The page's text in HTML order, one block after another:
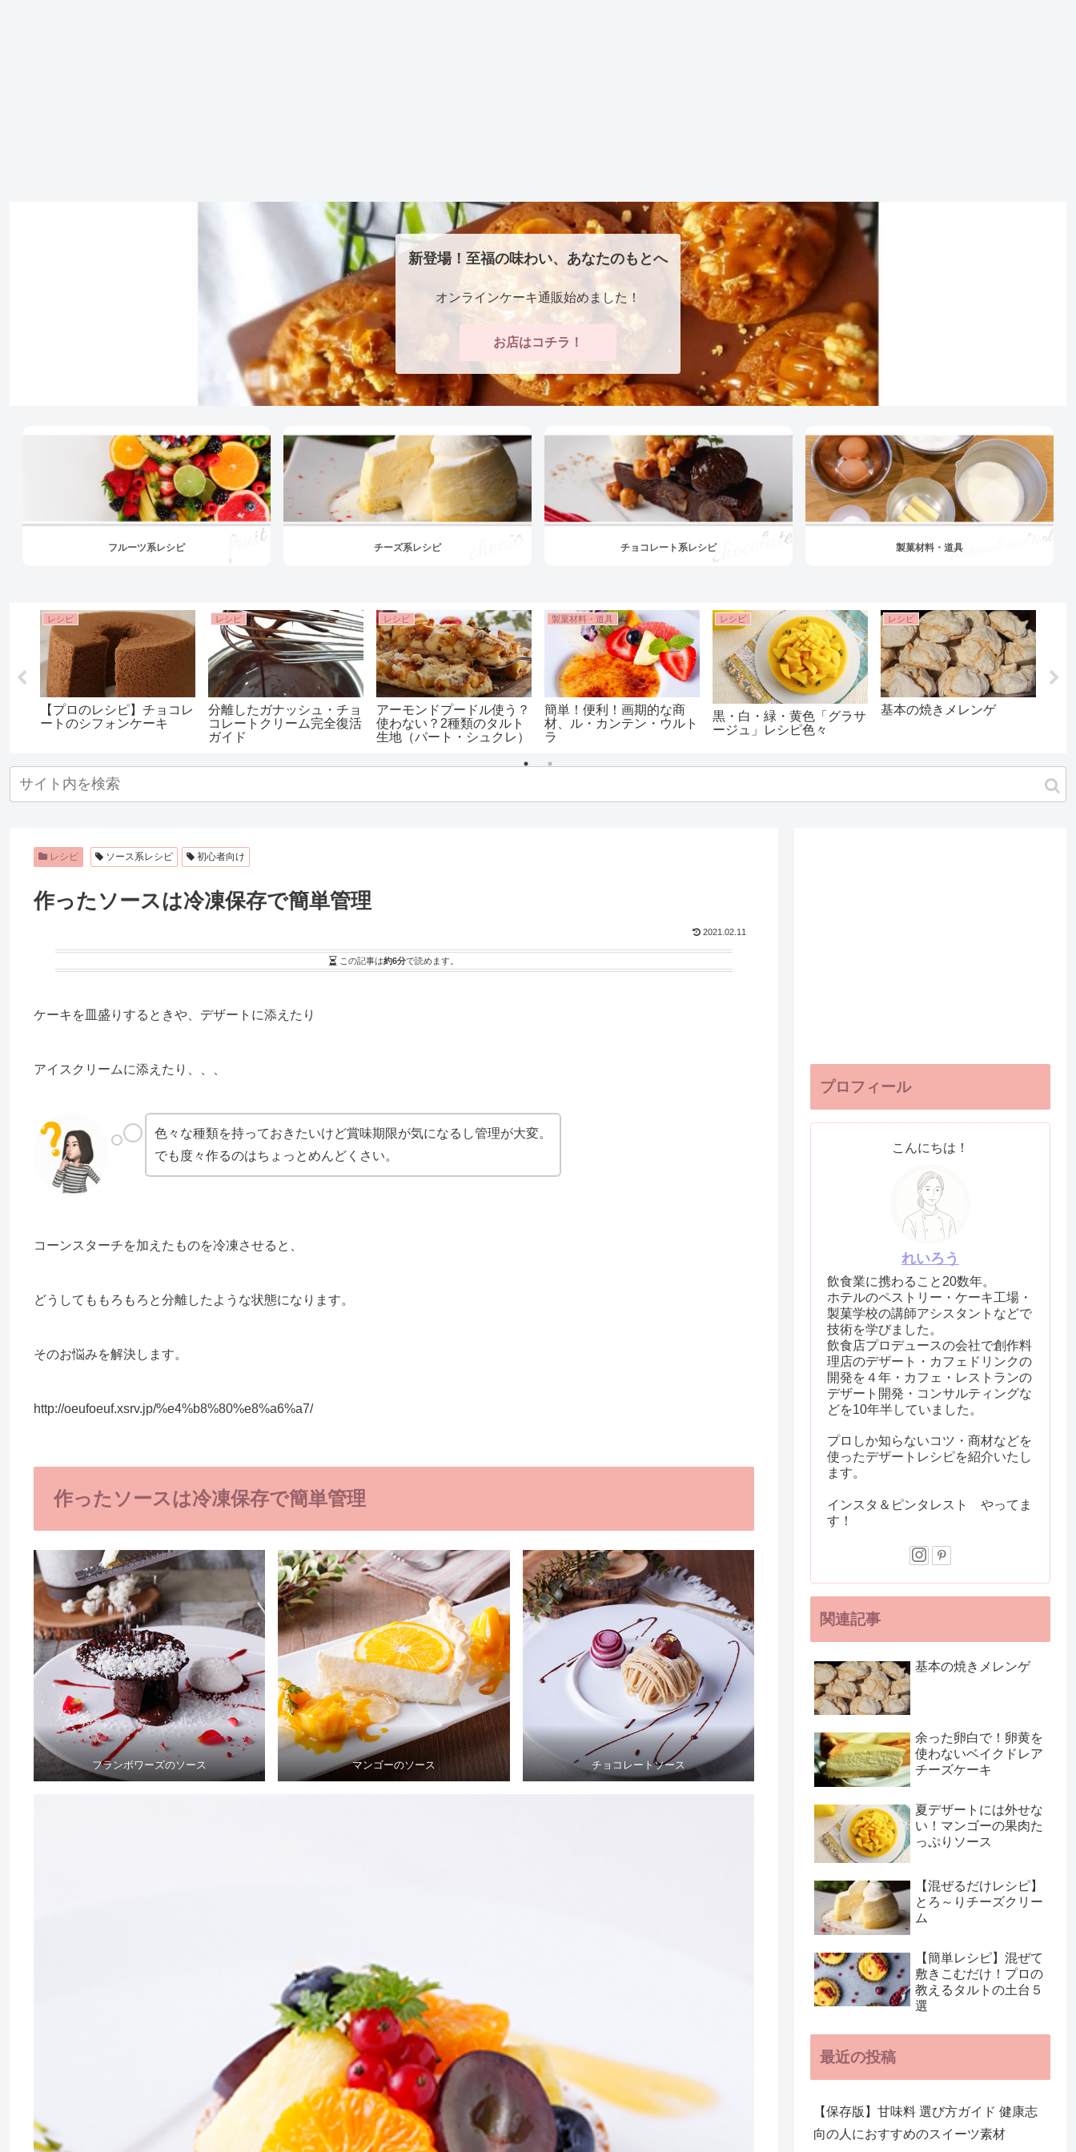
新登場！至福の味わい、あなたのもとへ
オンラインケーキ通販始めました！
お店はコチラ！
フルーツ系レシピ チーズ系レシピ チョコレート系レシピ 製菓材料・道具
レシピ
【プロのレシピ】チョコレ
ートのシフォンケーキ
レシピ
分離したガナッシュ・チョ
コレートクリーム完全復活
ガイド
レシピ
アーモンドプードル使う？
使わない？2種類のタルト
生地（パート・シュクレ）
製菓材料・道具
簡単！便利！画期的な商
材、ル・カンテン・ウルト
ラ
レシピ
黒・白・緑・黄色「グラサ
ージュ」レシピ色々
レシピ
基本の焼きメレンゲ
レシピ ソース系レシピ 初心者向け
作ったソースは冷凍保存で簡単管理
2021.02.11
この記事は約6分で読めます。
ケーキを皿盛りするときや、デザートに添えたり
アイスクリームに添えたり、、、
色々な種類を持っておきたいけど賞味期限が気になるし管理が大変。
でも度々作るのはちょっとめんどくさい。
コーンスターチを加えたものを冷凍させると、
どうしてももろもろと分離したような状態になります。
そのお悩みを解決します。
http://oeufoeuf.xsrv.jp/%e4%b8%80%e8%a6%a7/
作ったソースは冷凍保存で簡単管理
フランボワーズのソース マンゴーのソース チョコレートソース
プロフィール
こんにちは！
れいろう
飲食業に携わること20数年。
ホテルのペストリー・ケーキ工場・
製菓学校の講師アシスタントなどで
技術を学びました。
飲食店プロデュースの会社で創作料
理店のデザート・カフェドリンクの
開発を４年・カフェ・レストランの
デザート開発・コンサルティングな
どを10年半していました。
プロしか知らないコツ・商材などを
使ったデザートレシピを紹介いたし
ます。
インスタ＆ピンタレスト やってま
す！
関連記事
基本の焼きメレンゲ
余った卵白で！卵黄を
使わないベイクドレア
チーズケーキ
夏デザートには外せな
い！マンゴーの果肉た
っぷりソース
【混ぜるだけレシピ】
とろ～りチーズクリー
ム
【簡単レシピ】混ぜて
敷きこむだけ！プロの
教えるタルトの土台５
選
最近の投稿
【保存版】甘味料 選び方ガイド 健康志
向の人におすすめのスイーツ素材